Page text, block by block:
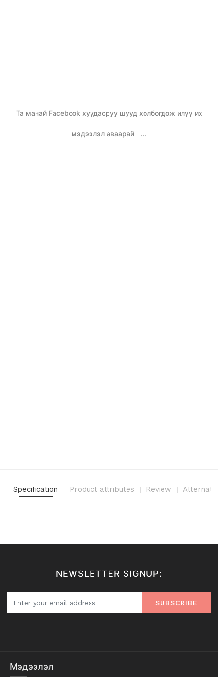
Та манай Facebook хуудасруу шууд холбогдож илүү их
мэдээлэл аваарай ...
Specification Product attributes Review
NEWSLETTER SIGNUP:
SUBSCRIBE
Мэдээлэл